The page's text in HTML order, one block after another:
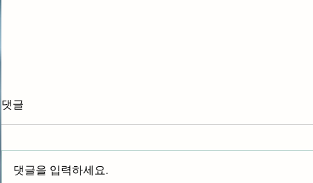
HWD-HC2200
HWD-2200
댓글
댓글을 입력하세요.